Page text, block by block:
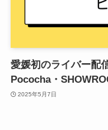
愛媛初のライバー配
Pococha・
2025年5月7日